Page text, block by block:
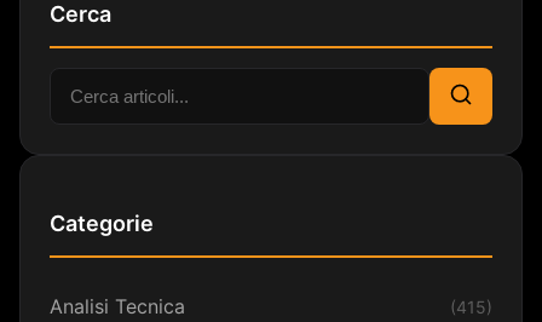
Cerca
Cerca:
Cerca
Categorie
Analisi Tecnica (415)